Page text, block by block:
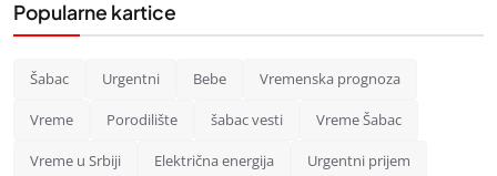
Popularne kartice
Šabac Urgentni Bebe Vremenska prognoza
Vreme Porodilište šabac vesti Vreme Šabac
Vreme u Srbiji Električna energija Urgentni prijem